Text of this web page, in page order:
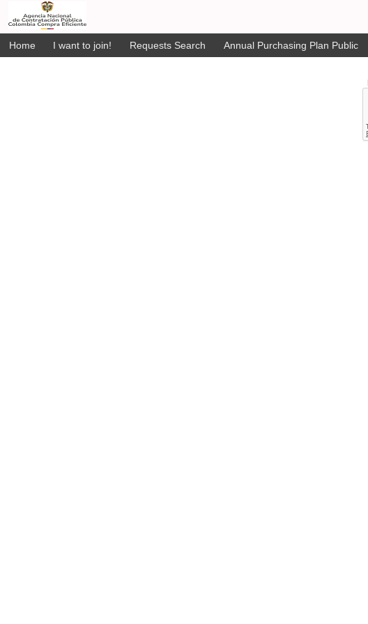
Home I want to join! Requests Search Annual Purchasing Plan Public